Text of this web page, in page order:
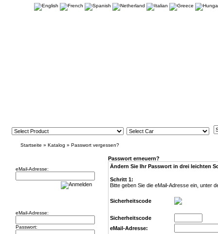
Startseite » Katalog » Passwort vergessen?
eMail-Adresse:
eMail-Adresse:
Passwort:
Passwort erneuern?
Ändern Sie Ihr Passwort in drei leichten
Schritt 1:
Bitte geben Sie die eMail-Adresse ein, unter
Sicherheitscode
Sicherheitscode
eMail-Adresse: